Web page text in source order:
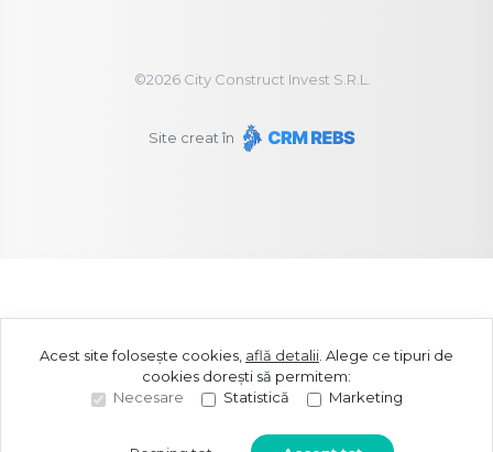
©2026City Construct Invest S.R.L.
Site creat în
Acest site folosește cookies, află detalii Alege ce tipuri de
cookies dorești să permitem:
Necesare
Statistică Marketing